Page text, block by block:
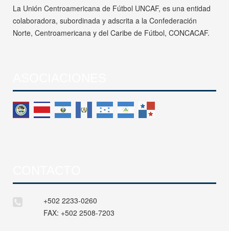
La Unión Centroamericana de Fútbol UNCAF, es una entidad
colaboradora, subordinada y adscrita a la Confederación
Norte, Centroamericana y del Caribe de Fútbol, CONCACAF.
+502 2233-0260
FAX: +502 2508-7203